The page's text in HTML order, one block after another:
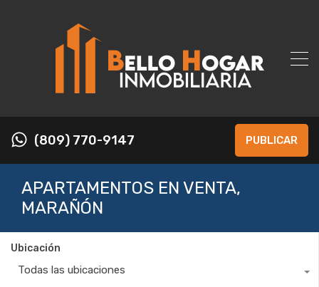
(809) 770-9147 PUBLICAR
APARTAMENTOS EN VENTA,
MARAÑÓN
Ubicación
Todas las ubicaciones